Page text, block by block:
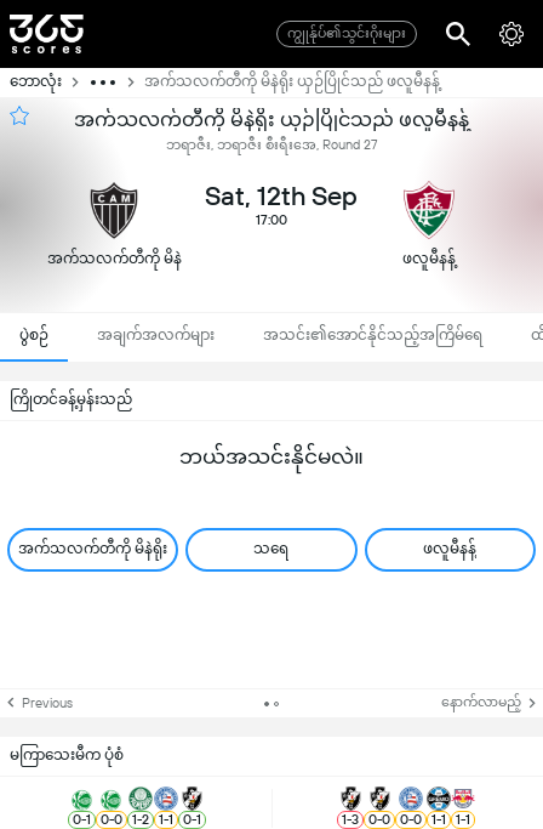
ကျွုန်ုပ်၏သွင်းဂိုးများ
ဘောလုံး အက်သလက်တီကို မိနဲရိုး ယှဉ်ပြိုင်သည် ဖလူမီနန့်
အက်သလက်တီကို မိနဲရိုး ယှဉ်ပြိုင်သည် ဖလူမီနန့်
ဘရာဇီး, ဘရာဇီး စီးရီးအေ, Round 27
အက်သလက်တီကို မိနဲ
Sat, 12th Sep
17:00
ဖလူမီနန့်
ပွဲစဉ် အချက်အလက်များ အသင်း၏အောင်နိုင်သည့်အကြိမ်ရေ
ကြိုတင်ခန့်မှန်းသည်
ဘယ်အသင်းနိုင်မလဲ။
အက်သလက်တီကို မိနဲရိုး သရေ ဖလူမီနန့်
Previous နောက်လာမည့်
မကြာသေးမီက ပုံစံ
0-1 0-0 1-2 1-1 0-1 1-3 0-0 0-0 1-1 1-1